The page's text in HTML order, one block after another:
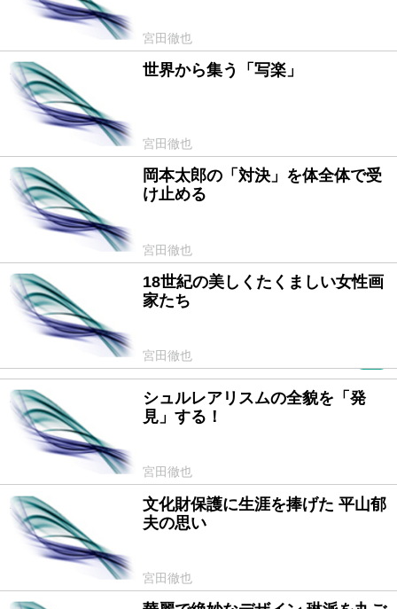
宮田徹也
2011/05/12 世界から集う「写楽」
宮田徹也
2011/03/28
岡本太郎の「対決」を体全体で受
け止める
宮田徹也
2011/03/11
18世紀の美しくたくましい女性画
家たち
宮田徹也
2011/03/01
シュルレアリスムの全貌を「発
見」する！
宮田徹也
2011/02/09
文化財保護に生涯を捧げた 平山郁
夫の思い
宮田徹也